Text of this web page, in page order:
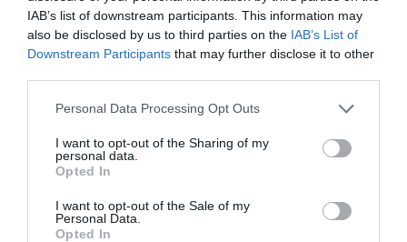
IAB’s list of downstream participants. This information may
also be disclosed by us to third parties on the IAB’s List of
Downstream Participants that may further disclose it to other
Please note that this website/app uses one or more Google
not limited to your visit or usage behaviour. You may click to
grant or deny consent to Google and its third-party tags to
use your data for below specified purposes in below Google
consent section.
Personal Data Processing Opt Outs
I want to opt-out of the Sharing of my
personal data.
Opted In
I want to opt-out of the Sale of my
Personal Data.
Opted In
για τη δολοφονία της 38χρονης
Βρετανίδας
06.08.2026 | 14:05